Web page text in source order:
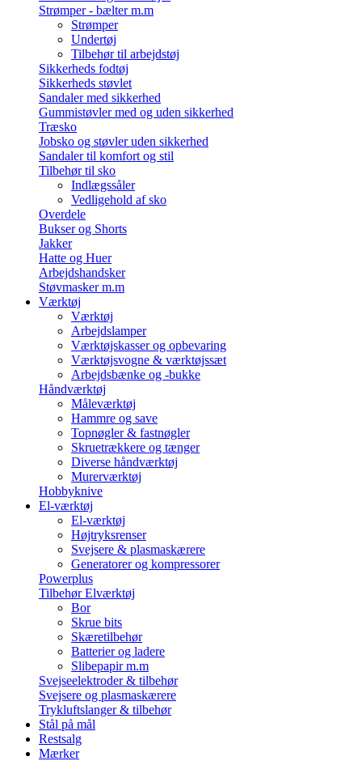
Strømper - bælter m.m
Strømper
Undertøj
Tilbehør til arbejdstøj
Sikkerheds fodtøj
Sikkerheds støvlet
Sandaler med sikkerhed
Gummistøvler med og uden sikkerhed
Træsko
Jobsko og støvler uden sikkerhed
Sandaler til komfort og stil
Tilbehør til sko
Indlægssåler
Vedligehold af sko
Overdele
Bukser og Shorts
Jakker
Hatte og Huer
Arbejdshandsker
Støvmasker m.m
Værktøj
Værktøj
Arbejdslamper
Værktøjskasser og opbevaring
Værktøjsvogne & værktøjssæt
Arbejdsbænke og -bukke
Håndværktøj
Måleværktøj
Hammre og save
Topnøgler & fastnøgler
Skruetrækkere og tænger
Diverse håndværktøj
Murerværktøj
Hobbyknive
El-værktøj
El-værktøj
Højtryksrenser
Svejsere & plasmaskærere
Generatorer og kompressorer
Powerplus
Tilbehør Elværktøj
Bor
Skrue bits
Skæretilbehør
Batterier og ladere
Slibepapir m.m
Svejseelektroder & tilbehør
Svejsere og plasmaskærere
Trykluftslanger & tilbehør
Stål på mål
Restsalg
Mærker